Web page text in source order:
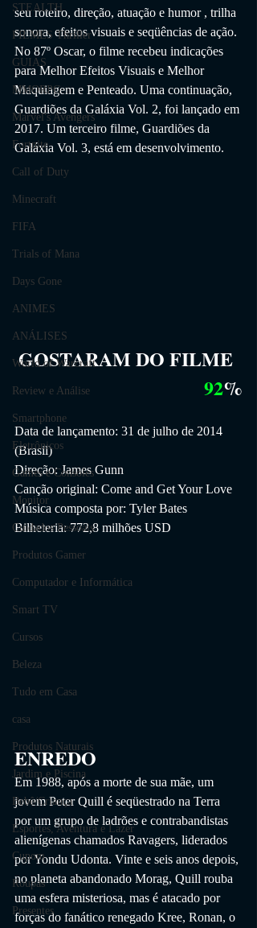
STEALTH
FILMES Thriller
GUIAS
MMORPG
Marvel's Avengers
Fortnite
Call of Duty
Minecraft
FIFA
Trials of Mana
Days Gone
ANIMES
ANÁLISES
World of Warcraft
Review e Análise
Smartphone
Eletrônicos
Games e Consoles
Monitor
Cuidados Pessoais
Produtos Gamer
Computador e Informática
Smart TV
Cursos
Beleza
Tudo em Casa
casa
Produtos Naturais
Jardim e Piscina
Bebê/Criança
Esportes, Aventura e Lazer
Cupom
Roupas
Presentes
seu roteiro, direção, atuação e humor , trilha
sonora, efeitos visuais e seqüências de ação.
No 87º Oscar, o filme recebeu indicações
para Melhor Efeitos Visuais e Melhor
Maquiagem e Penteado. Uma continuação,
Guardiões da Galáxia Vol. 2, foi lançado em
2017. Um terceiro filme, Guardiões da
Galáxia Vol. 3, está em desenvolvimento.
GOSTARAM DO FILME
92%
Data de lançamento: 31 de julho de 2014
(Brasil)
Direção: James Gunn
Canção original: Come and Get Your Love
Música composta por: Tyler Bates
Bilheteria: 772,8 milhões USD
ENREDO
Em 1988, após a morte de sua mãe, um
jovem Peter Quill é seqüestrado na Terra
por um grupo de ladrões e contrabandistas
alienígenas chamados Ravagers, liderados
por Yondu Udonta. Vinte e seis anos depois,
no planeta abandonado Morag, Quill rouba
uma esfera misteriosa, mas é atacado por
forças do fanático renegado Kree, Ronan, o